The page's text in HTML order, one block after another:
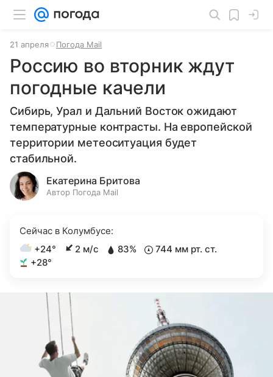
21 апреля Погода Mail
Россию во вторник ждут
погодные качели
Сибирь, Урал и Дальний Восток ожидают
температурные контрасты. На европейской
территории метеоситуация будет
стабильной.
Екатерина Бритова
Автор Погода Mail
Сейчас в Колумбусе:
+24°
2 м/с 83%
744 мм рт. ст.
+28°